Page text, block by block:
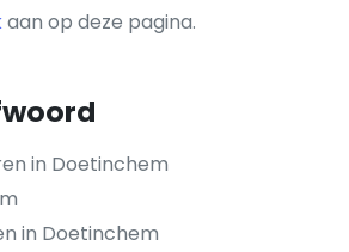
aan op deze pagina.
in Doetinchem
in Doetinchem